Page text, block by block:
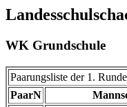
WK Grundschule
Paarungsliste der 1. Runde
PaarN